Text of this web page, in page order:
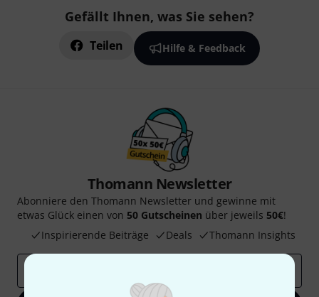
Gefällt Ihnen, was Sie sehen?
Teilen Hilfe & Feedback
Thomann Newsletter
Abonniere den Thomann Newsletter und gewinne mit
etwas Glück einen von 50 Gutscheinen über jeweils 50€!
Inspirierende Beiträge
Deals Thomann Insights